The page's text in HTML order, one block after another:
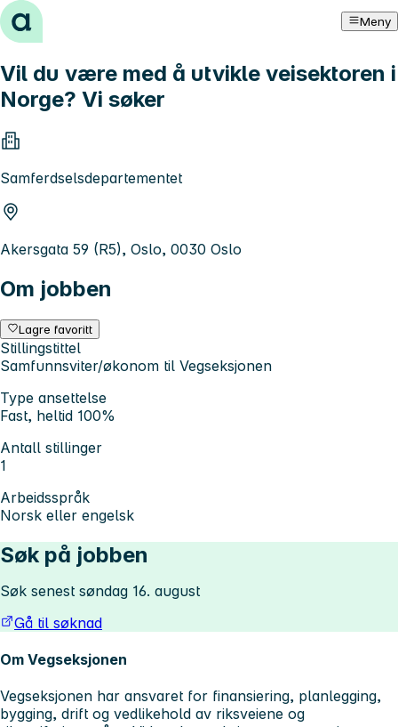
Hopp til innhold Meny
Vil du være med å utvikle veisektoren i
Norge? Vi søker
Samferdselsdepartementet
Akersgata 59 (R5), Oslo, 0030 Oslo
Om jobben
Lagre favoritt
Stillingstittel
Samfunnsviter/økonom til Vegseksjonen
Type ansettelse
Fast, heltid 100%
Antall stillinger
1
Arbeidsspråk
Norsk eller engelsk
Søk på jobben
Søk senest søndag 16. august
Gå til søknad
Om Vegseksjonen
Vegseksjonen har ansvaret for finansiering, planlegging,
bygging, drift og vedlikehold av riksveiene og